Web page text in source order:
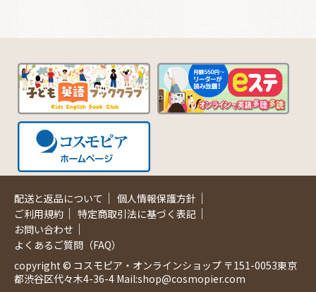
配送と返品について ｜ 個人情報保護方針 ｜
ご利用規約 ｜ 特定商取引法に基づく表記 ｜
お問い合わせ ｜
よくあるご質問（FAQ）
copyright © コスモピア・オンラインショップ 〒151-0053東京
都渋谷区代々木4-36-4 Mail:shop@cosmopier.com